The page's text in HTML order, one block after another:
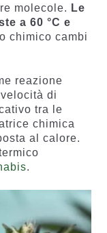
molecole. Le
a 60 °C e
chimico cambi
reazione
di
tra le
chimica
al calore.
.